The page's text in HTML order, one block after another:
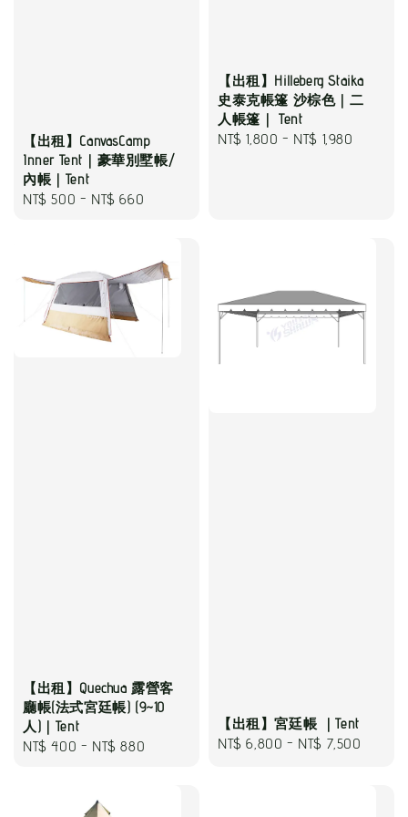
【出租】CanvasCamp
Inner Tent｜豪華別墅帳/
內帳｜Tent
Regular
NT$ 500 - NT$ 660
【出租】Hilleberg Staika
史泰克帳篷 沙棕色｜二
人帳篷｜ Tent
Regular
NT$ 1,800 - NT$ 1,980
【出租】Quechua 露營客
廳帳(法式宮廷帳) (9~10
人)｜Tent
Regular
NT$ 400 - NT$ 880
【出租】宮廷帳 ｜Tent
Regular
NT$ 6,800 - NT$ 7,500